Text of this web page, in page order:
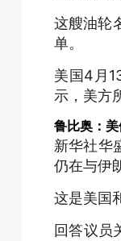
这艘油轮
单。
美国4月
示，美方
鲁比奥：
新华社华
仍在与伊
这是美国
回答议员